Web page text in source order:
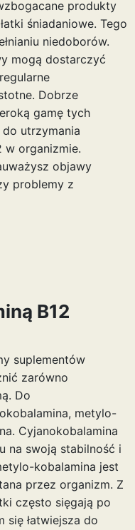
produkty
śniadaniowe. Tego
niedoborów.
mogą dostarczyć
Dobrze
gamę tych
utrzymania
w organizmie.
objawy
problemy z
B12
suplementów
zarówno
Do
metylo-
Cyjanokobalamina
na swoją stabilność i
kobalamina jest
przez organizm. Z
często sięgają po
się łatwiejsza do